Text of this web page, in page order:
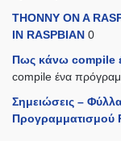
THONNY ON A
IN RASPBIAN 0
Πως κάνω compile
compile ένα
Σημειώσεις –
Προγραμματισμού